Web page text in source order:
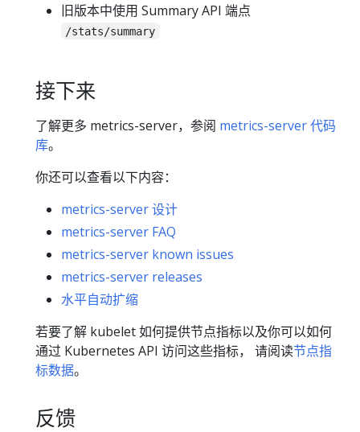
旧版本中使用 Summary API 端点
/stats/summary
接下来
了解更多 metrics-server，参阅 metrics-server 代码
库。
你还可以查看以下内容：
metrics-server 设计
metrics-server FAQ
metrics-server known issues
metrics-server releases
水平自动扩缩
若要了解 kubelet 如何提供节点指标以及你可以如何
通过 Kubernetes API 访问这些指标， 请阅读节点指
标数据。
反馈